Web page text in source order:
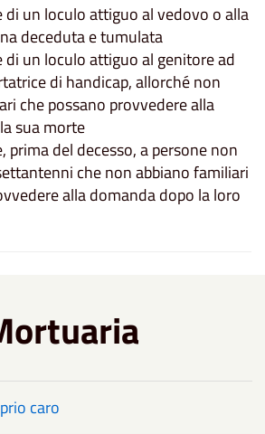
di un loculo attiguo al vedovo o alla
deceduta e tumulata
di un loculo attiguo al genitore ad
di handicap, allorché non
che possano provvedere alla
sua morte
prima del decesso, a persone non
che non abbiano familiari
alla domanda dopo la loro
caro